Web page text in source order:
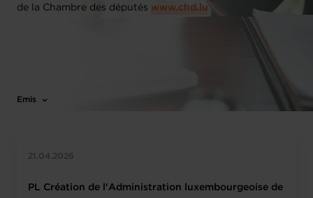
de la Chambre des députés www.chd.lu
Émis
21.04.2026
PL Création de l'Administration luxembourgeoise de